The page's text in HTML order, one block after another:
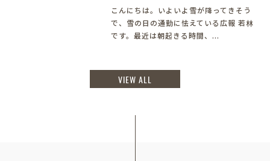
こんにちは。いよいよ雪が降ってきそう
で、雪の日の通勤に怯えている広報 若林
です。最近は朝起きる時間、...
VIEW ALL